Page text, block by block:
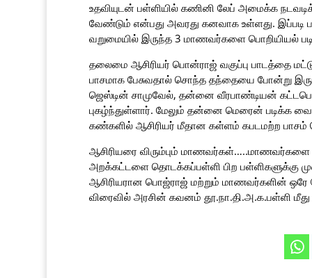
உதவியுடன் பள்ளியில் கணினி லேப் அமைக்க
வேண்டும் என்பது அவரது கனவாக உள்ளது.
வறுமையில் இருந்த 3 மாணவர்களை பொறியியல்
தலைமை ஆசிரியர் பொன்ராஜ் வகுப்பு பாடத்தை
பாசமாக பேசுவதால் சொந்த தந்தையை போன்று
ஜெஸ்டின் சாமுவேல், தன்னை வீரபாண்டியன்
புகழ்ந்துள்ளார். மேலும் தன்னை மெரைன் படிக்க
கண்களில் ஆசிரியர் மீதான கள்ளம் கபடமற்ற பாசம்
ஆசிரியரை விரும்பும் மாணவர்கள்…..மாணவர்களை
அறக்கட்டளை தொடக்கப்பள்ளி பிற பள்ளிகளுக்கு
ஆசிரியரான பொஜ்ராஜ் மற்றும் மாணவர்களின் ஒரே
விரைவில் அரசின் கவனம் தூ.நா.தி.அ.க.பள்ளி